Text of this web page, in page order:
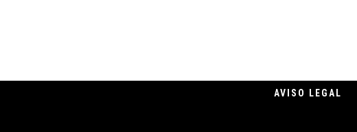
AVISO LEGAL